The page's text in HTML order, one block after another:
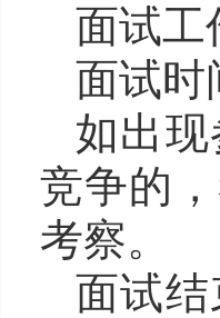
面试工
面试时
如出
竞争的
考察。
面试